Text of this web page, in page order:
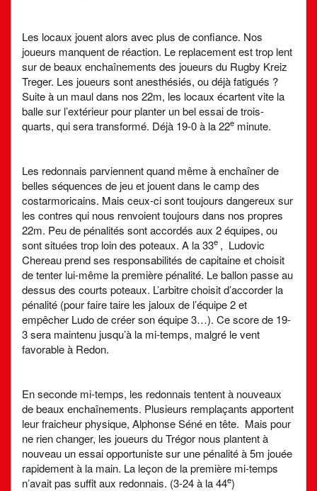
Les locaux jouent alors avec plus de confiance. Nos
joueurs manquent de réaction. Le replacement est trop lent
sur de beaux enchaînements des joueurs du Rugby Kreiz
Treger. Les joueurs sont anesthésiés, ou déjà fatigués ?
Suite à un maul dans nos 22m, les locaux écartent vite la
balle sur l’extérieur pour planter un bel essai de trois-
quarts, qui sera transformé. Déjà 19-0 à la 22e minute.
Les redonnais parviennent quand même à enchaîner de
belles séquences de jeu et jouent dans le camp des
costarmoricains. Mais ceux-ci sont toujours dangereux sur
les contres qui nous renvoient toujours dans nos propres
22m. Peu de pénalités sont accordés aux 2 équipes, ou
sont situées trop loin des poteaux. A la 33e , Ludovic
Chereau prend ses responsabilités de capitaine et choisit
de tenter lui-même la première pénalité. Le ballon passe au
dessus des courts poteaux. L’arbitre choisit d’accorder la
pénalité (pour faire taire les jaloux de l’équipe 2 et
empêcher Ludo de créer son équipe 3…). Ce score de 19-
3 sera maintenu jusqu’à la mi-temps, malgré le vent
favorable à Redon.
En seconde mi-temps, les redonnais tentent à nouveaux
de beaux enchaînements. Plusieurs remplaçants apportent
leur fraicheur physique, Alphonse Séné en tête. Mais pour
ne rien changer, les joueurs du Trégor nous plantent à
nouveau un essai opportuniste sur une pénalité à 5m jouée
rapidement à la main. La leçon de la première mi-temps
n’avait pas suffit aux redonnais. (3-24 à la 44e)